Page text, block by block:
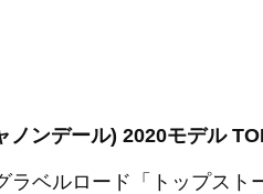
ンデール) 2020モデル
ラベルロード「トップス